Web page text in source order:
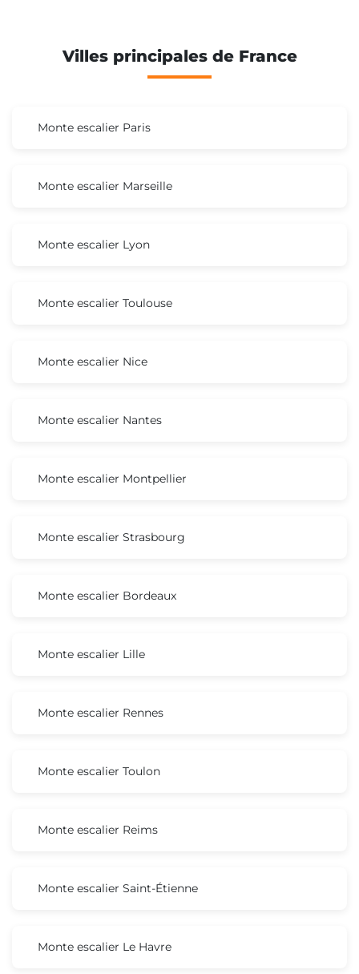
Villes principales de France
Monte escalier Paris
Monte escalier Marseille
Monte escalier Lyon
Monte escalier Toulouse
Monte escalier Nice
Monte escalier Nantes
Monte escalier Montpellier
Monte escalier Strasbourg
Monte escalier Bordeaux
Monte escalier Lille
Monte escalier Rennes
Monte escalier Toulon
Monte escalier Reims
Monte escalier Saint-Étienne
Monte escalier Le Havre